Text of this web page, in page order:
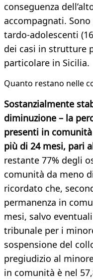
conseguenza
accompagnati.
tardo-adolescenti
dei casi in strutture
particolare in Sicilia.
Quanto restano nelle
Sostanzialmente
diminuzione – la
presenti in
più di 24 mesi, pari
restante 77% degli
comunità da meno
ricordato che,
permanenza in
mesi, salvo
tribunale per i
sospensione del
pregiudizio al
in comunità è nel